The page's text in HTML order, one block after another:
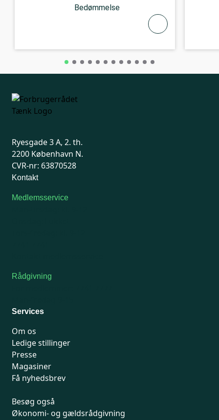
Bedømmelse
Ryesgade 3 A, 2. th.
2200 København N.
CVR-nr: 63870528
Kontakt
Medlemsservice
Rådgivning
Services
Om os
Ledige stillinger
Presse
Magasiner
Få nyhedsbrev
Besøg også
Økonomi- og gældsrådgivning